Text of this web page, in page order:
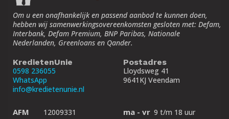
Om u een onafhankelijk en passend aanbod te kunnen doen,
hebben wij samenwerkings­overeenkomsten gesloten met: Defam,
Interbank, Defam Premium, BNP Paribas, Nationale
Nederlanden, Greenloans en Qander.
KredietenUnie
0598 236055
WhatsApp
info@kredietenunie.nl
Postadres
Lloydsweg 41
9641KJ Veendam
AFM 12009331 ma - vr 9 t/m 18 uur